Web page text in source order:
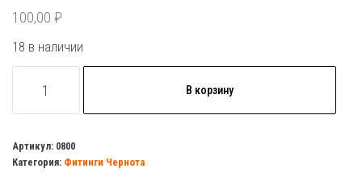
100,00 ₽
18 в наличии
товара
радиаторная
32х15мм
В корзину
Артикул: 0800
Категория: Фитинги Чернота